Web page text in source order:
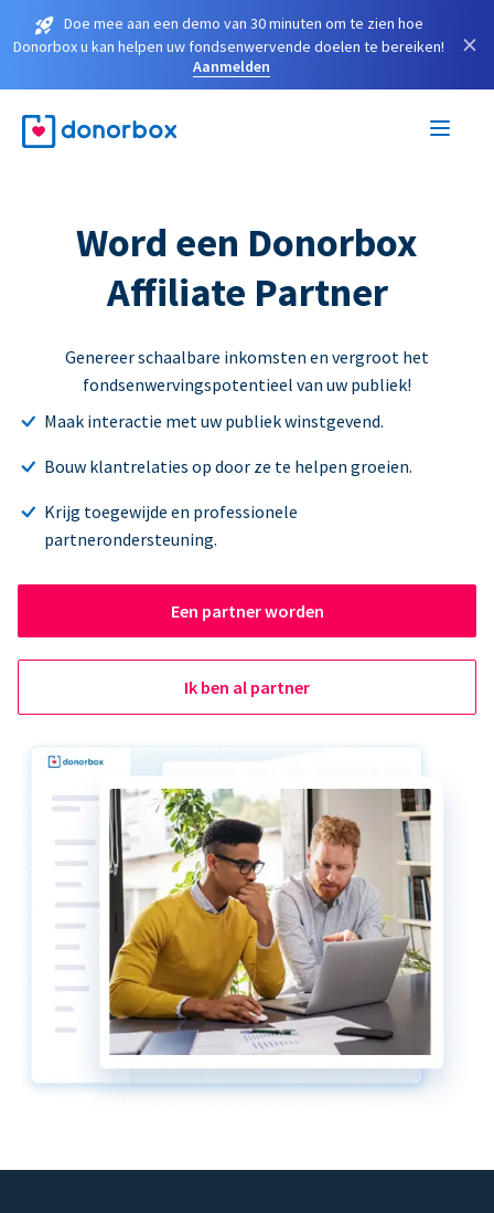
Doe mee aan een demo van 30 minuten om te zien hoe
Donorbox u kan helpen uw fondsenwervende doelen te bereiken!
Aanmelden
×
Word een Donorbox
Affiliate Partner
Genereer schaalbare inkomsten en vergroot het
fondsenwervingspotentieel van uw publiek!
Maak interactie met uw publiek winstgevend.
Bouw klantrelaties op door ze te helpen groeien.
Krijg toegewijde en professionele
partnerondersteuning.
Een partner worden
Ik ben al partner